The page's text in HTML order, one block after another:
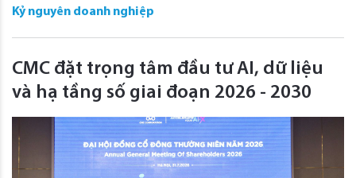
Kỷ nguyên doanh nghiệp
CMC đặt trọng tâm đầu tư AI, dữ liệu
và hạ tầng số giai đoạn 2026 - 2030